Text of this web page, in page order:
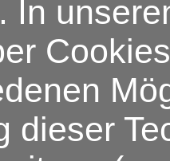
In
dieser